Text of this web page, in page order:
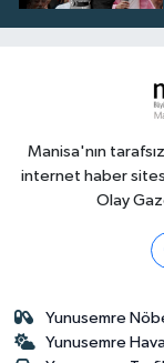
Manisa'nın
internet haber
Olay
Yunusemre
Yunusemre